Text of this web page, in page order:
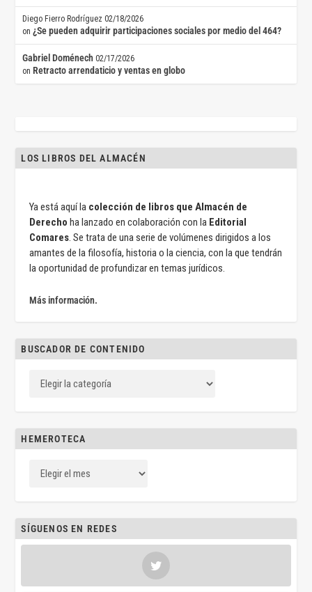
Diego Fierro Rodríguez 02/18/2026
on¿Se pueden adquirir participaciones sociales por medio del 464?
Gabriel Doménech 02/17/2026
on Retracto arrendaticio y ventas en globo
LOS LIBROS DEL ALMACÉN
Ya está aquí la colección de libros que Almacén de
Derecho ha lanzado en colaboración con la Editorial
Comares. Se trata de una serie de volúmenes dirigidos a los
amantes de la filosofía, historia o la ciencia, con la que tendrán
la oportunidad de profundizar en temas jurídicos.
Más información.
BUSCADOR DE CONTENIDO
HEMEROTECA
SÍGUENOS EN REDES